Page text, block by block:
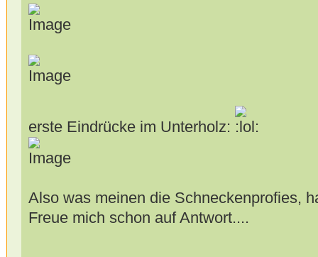
erste Eindrücke im Unterholz:
Also was meinen die Schneckenprofies,
Freue mich schon auf Antwort....